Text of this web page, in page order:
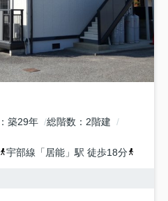
築29年 総階数
2階建
宇部線 「 居能 」駅 徒歩18分